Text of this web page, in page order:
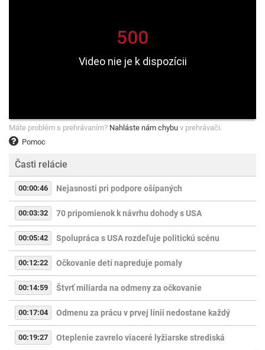
Pomoc
Máte problém s prehrávaním? Nahláste nám chybu v prehrávači.
Časti relácie
00:00:46 Nejasnosti pri podpore ošípaných
00:03:32 70 pripomienok k návrhu dohody s USA
00:05:42 Spolupráca s USA rozdeľuje politickú scénu
00:12:22 Očkovanie detí napreduje pomaly
00:14:59 Štvrť miliarda na odmeny za očkovanie
00:17:04 Odmenu za prácu v prvej línii nedostane každý
00:19:27 Oteplenie zavrelo viaceré lyžiarske strediská